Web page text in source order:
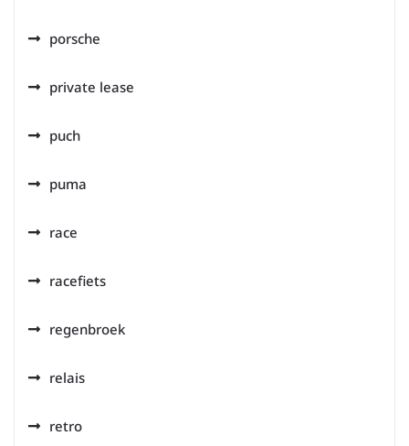
porsche
private lease
puch
puma
race
racefiets
regenbroek
relais
retro